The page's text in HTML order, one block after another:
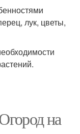
лук, цветы,
на